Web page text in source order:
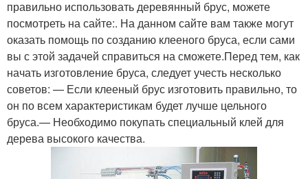
правильно использовать деревянный брус, можете
посмотреть на сайте:. На данном сайте вам также могут
оказать помощь по созданию клееного бруса, если сами
вы с этой задачей справиться на сможете.Перед тем, как
начать изготовление бруса, следует учесть несколько
советов: — Если клееный брус изготовить правильно, то
он по всем характеристикам будет лучше цельного
бруса.— Необходимо покупать специальный клей для
дерева высокого качества.